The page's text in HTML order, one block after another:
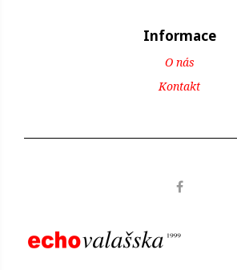
Informace
O nás
Kontakt